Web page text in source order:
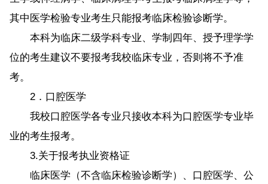
其中医学检验专业考生只能报考临床检验诊断学。
本科为临床二级学科专业、学制四年、授予理学学
位的考生建议不要报考我校临床专业，否则将不予准
考。
2．口腔医学
我校口腔医学各专业只接收本科为口腔医学专业毕
业的考生报考。
3.关于报考执业资格证
临床医学（不含临床检验诊断学）、口腔医学、公